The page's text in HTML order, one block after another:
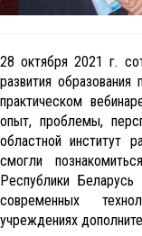
28 октября 2021 г.
развития
практическом
опыт, проблемы,
областной институт
смогли
Республики
современных
учреждениях